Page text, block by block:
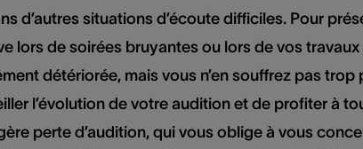
d’autres situations d’écoute difficiles. Pour
lors de soirées bruyantes ou lors de vos
détériorée, mais vous n’en souffrez pas
l’évolution de votre audition et de profiter à
perte d’audition, qui vous oblige à vous